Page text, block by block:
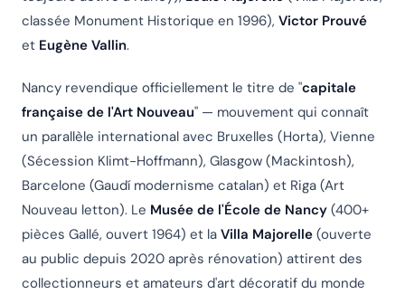
classée Monument Historique en 1996), Victor Prouvé
et Eugène Vallin.
Nancy revendique officiellement le titre de "capitale
française de l'Art Nouveau" — mouvement qui connaît
un parallèle international avec Bruxelles (Horta), Vienne
(Sécession Klimt-Hoffmann), Glasgow (Mackintosh),
Barcelone (Gaudí modernisme catalan) et Riga (Art
Nouveau letton). Le Musée de l'École de Nancy (400+
pièces Gallé, ouvert 1964) et la Villa Majorelle (ouverte
au public depuis 2020 après rénovation) attirent des
collectionneurs et amateurs d'art décoratif du monde